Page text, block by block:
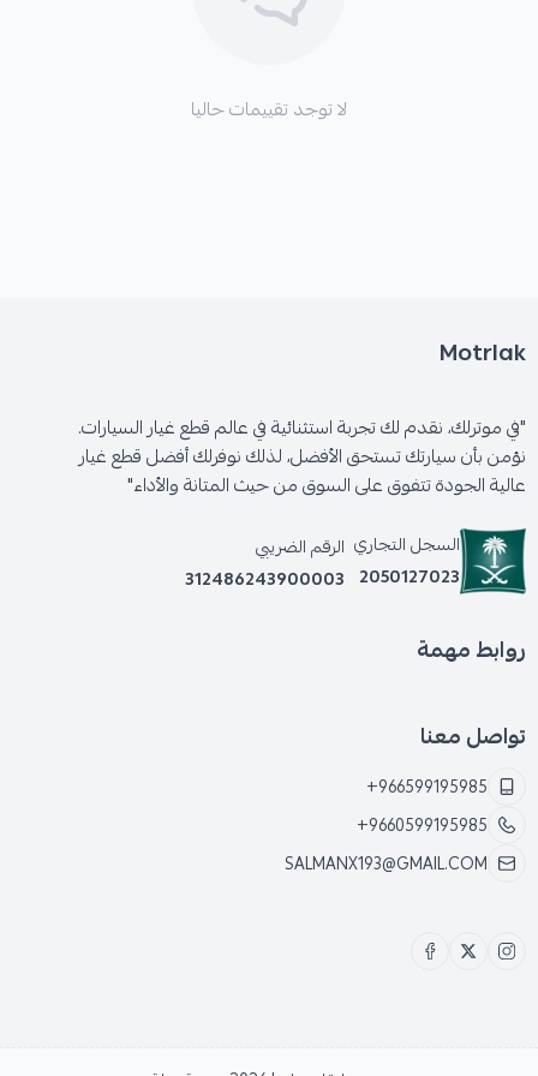
لا توجد تقييمات حاليا
Motrlak
"في موترلك، نقدم لك تجربة استثنائية في عالم قطع غيار السيارات.
نؤمن بأن سيارتك تستحق الأفضل، لذلك نوفرلك أفضل قطع غيار
عالية الجودة تتفوق على السوق من حيث المتانة والأداء"
السجل التجاري
2050127023
الرقم الضريبي
312486243900003
روابط مهمة
تواصل معنا
+966599195985
+9660599195985
SALMANX193@GMAIL.COM